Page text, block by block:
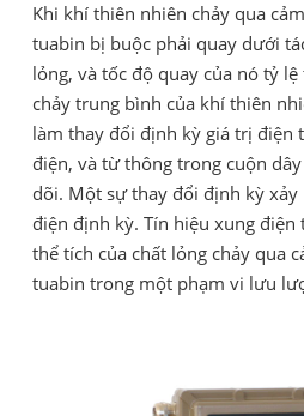
Khi khí thiên nhiên chảy qua
tuabin bị buộc phải quay dưới
lỏng, và tốc độ quay của nó tỷ
chảy trung bình của khí thiên
làm thay đổi định kỳ giá trị điện
điện, và từ thông trong cuộn
dõi. Một sự thay đổi định kỳ
điện định kỳ. Tín hiệu xung
thể tích của chất lỏng chảy qua
tuabin trong một phạm vi lưu